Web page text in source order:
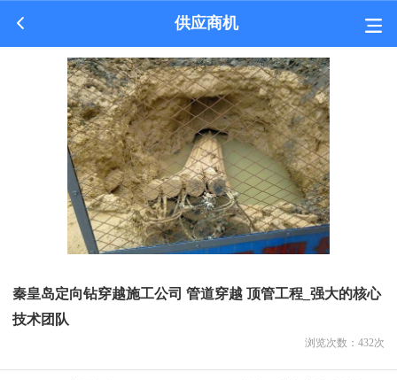
供应商机
秦皇岛定向钻穿越施工公司 管道穿越 顶管工程_强大的核心
技术团队
浏览次数： 432次